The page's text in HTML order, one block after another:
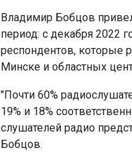
Владимир Бобцов
период: с декабря 2022
респондентов, которые
Минске и областных
"Почти 60%
19% и 18%
слушателей радио
Бобцов.